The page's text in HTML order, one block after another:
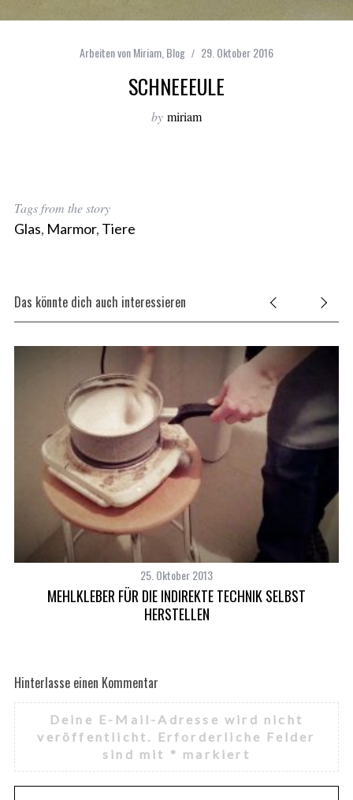
Arbeiten von Miriam Blog 29. Oktober 2016
SCHNEEEULE
by miriam
Tags from the story
Glas, Marmor, Tiere
Das könnte dich auch interessieren
25. Oktober 2013
MEHLKLEBER FÜR DIE INDIREKTE TECHNIK SELBST
HERSTELLEN
Hinterlasse einen Kommentar
Deine E-Mail-Adresse wird nicht
veröffentlicht.
Erforderliche Felder
sind mit * markiert
S
e
a
c
h